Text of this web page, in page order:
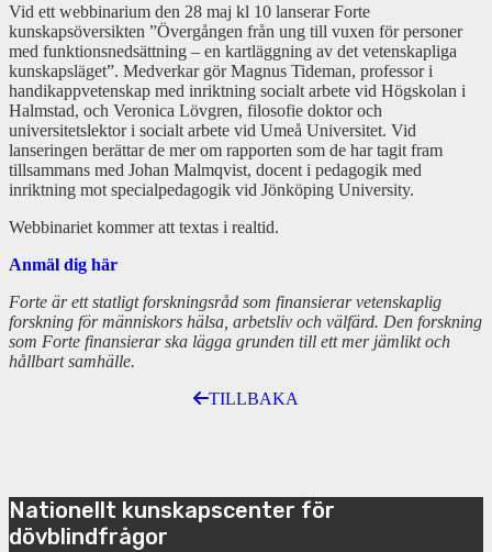
Vid ett webbinarium den 28 maj kl 10 lanserar Forte
kunskapsöversikten ”Övergången från ung till vuxen för personer
med funktionsnedsättning – en kartläggning av det vetenskapliga
kunskapsläget”. Medverkar gör Magnus Tideman, professor i
handikappvetenskap med inriktning socialt arbete vid Högskolan i
Halmstad, och Veronica Lövgren, filosofie doktor och
universitetslektor i socialt arbete vid Umeå Universitet. Vid
lanseringen berättar de mer om rapporten som de har tagit fram
tillsammans med Johan Malmqvist, docent i pedagogik med
inriktning mot specialpedagogik vid Jönköping University.
Webbinariet kommer att textas i realtid.
Anmäl dig här
Forte är ett statligt forskningsråd som finansierar vetenskaplig
forskning för människors hälsa, arbetsliv och välfärd. Den forskning
som Forte finansierar ska lägga grunden till ett mer jämlikt och
hållbart samhälle.
TILLBAKA
Nationellt kunskapscenter för
dövblindfrågor